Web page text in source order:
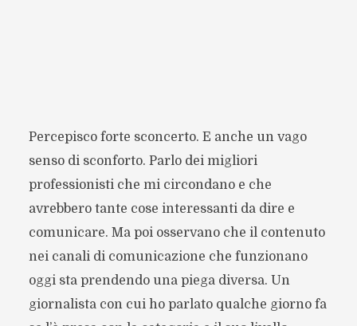
Percepisco forte sconcerto. E anche un vago
senso di sconforto. Parlo dei migliori
professionisti che mi circondano e che
avrebbero tante cose interessanti da dire e
comunicare. Ma poi osservano che il contenuto
nei canali di comunicazione che funzionano
oggi sta prendendo una piega diversa. Un
giornalista con cui ho parlato qualche giorno fa